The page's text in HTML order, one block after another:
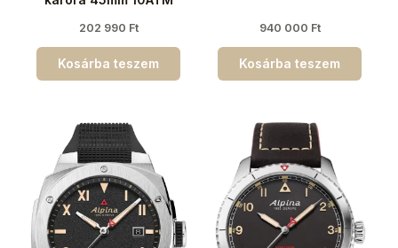
202 990 Ft
Kosárba teszem
940 000 Ft
Kosárba teszem